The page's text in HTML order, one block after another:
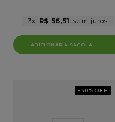
3 R$ 56,51
-30%OFF